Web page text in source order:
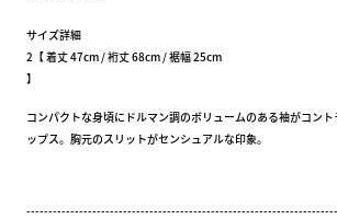
サイズ詳細
2【 着丈 47cm / 裄丈 68cm / 裾幅 25cm
】
コンパクトな身頃にドルマン調のボリュームのある袖がコン
ップス。胸元のスリットがセンシュアルな印象。